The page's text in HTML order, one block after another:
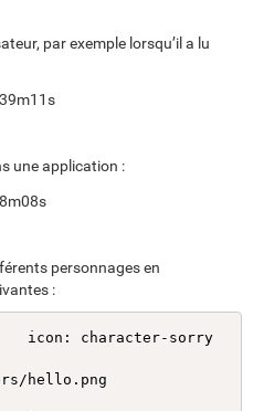
par exemple lorsqu’il a lu
une application :
personnages en
:
icon: character-sorry
hello.png